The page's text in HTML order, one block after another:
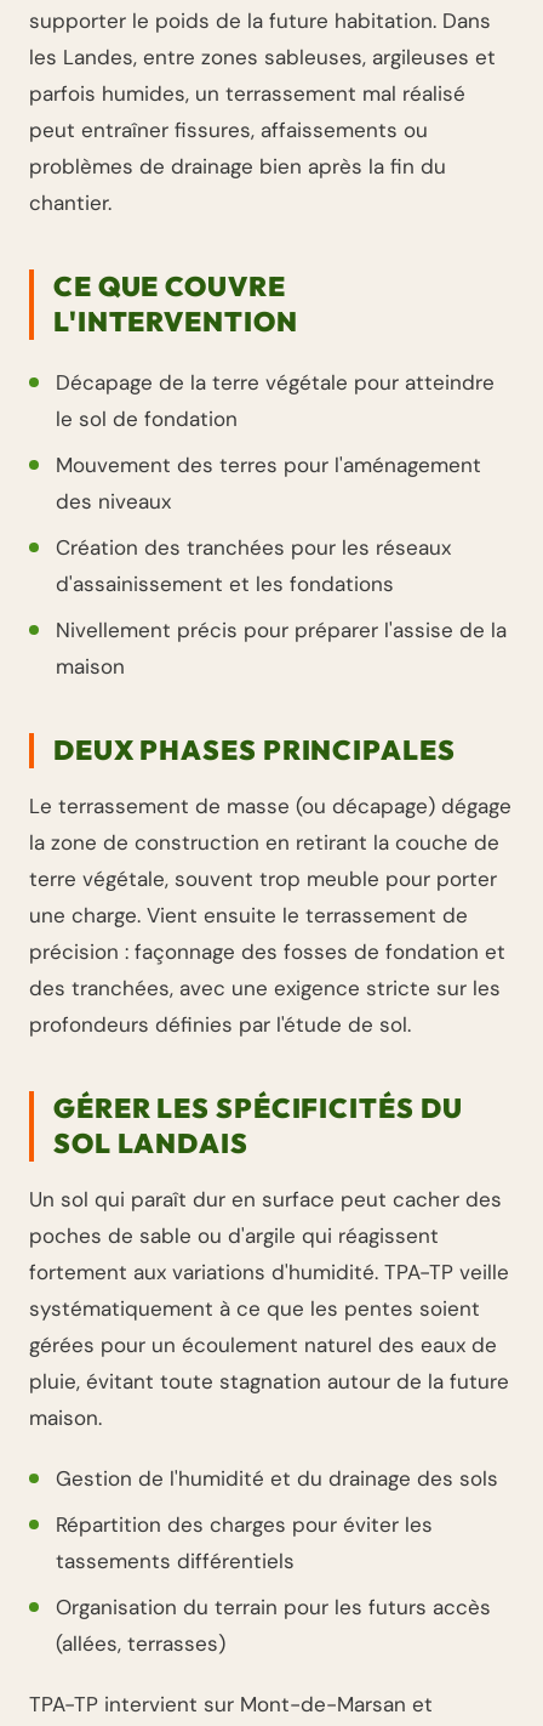
supporter le poids de la future habitation. Dans
les Landes, entre zones sableuses, argileuses et
parfois humides, un terrassement mal réalisé
peut entraîner fissures, affaissements ou
problèmes de drainage bien après la fin du
chantier.
CE QUE COUVRE
L'INTERVENTION
Décapage de la terre végétale pour atteindre
le sol de fondation
Mouvement des terres pour l'aménagement
des niveaux
Création des tranchées pour les réseaux
d'assainissement et les fondations
Nivellement précis pour préparer l'assise de la
maison
DEUX PHASES PRINCIPALES
Le terrassement de masse (ou décapage) dégage
la zone de construction en retirant la couche de
terre végétale, souvent trop meuble pour porter
une charge. Vient ensuite le terrassement de
précision : façonnage des fosses de fondation et
des tranchées, avec une exigence stricte sur les
profondeurs définies par l'étude de sol.
GÉRER LES SPÉCIFICITÉS DU
SOL LANDAIS
Un sol qui paraît dur en surface peut cacher des
poches de sable ou d'argile qui réagissent
fortement aux variations d'humidité. TPA-TP veille
systématiquement à ce que les pentes soient
gérées pour un écoulement naturel des eaux de
pluie, évitant toute stagnation autour de la future
maison.
Gestion de l'humidité et du drainage des sols
Répartition des charges pour éviter les
tassements différentiels
Organisation du terrain pour les futurs accès
(allées, terrasses)
TPA-TP intervient sur Mont-de-Marsan et